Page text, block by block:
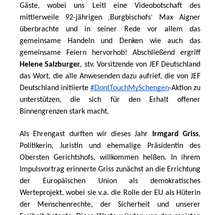
Gäste, wobei uns Leitl eine Videobotschaft des
mittlerweile 92-jährigen ‚ Burgbischofs‘ Max Aigner
überbrachte und in seiner Rede vor allem das
gemeinsame Handeln und Denken wie auch das
gemeinsame Feiern hervorhob! Abschließend ergriff
Helene Salzburger, stv. Vorsitzende von JEF Deutschland
das Wort, die alle Anwesenden dazu aufrief, die von JEF
Deutschland initiierte #DontTouchMySchengen-Aktion zu
unterstützen, die sich für den Erhalt offener
Binnengrenzen stark macht.
Als Ehrengast durften wir dieses Jahr Irmgard Griss,
Politikerin, Juristin und ehemalige Präsidentin des
Obersten Gerichtshofs, willkommen heißen. In ihrem
Impulsvortrag erinnerte Griss zunächst an die Errichtung
der Europäischen Union als demokratisches
Werteprojekt, wobei sie v.a. die Rolle der EU als Hüterin
der Menschenrechte, der Sicherheit und unserer